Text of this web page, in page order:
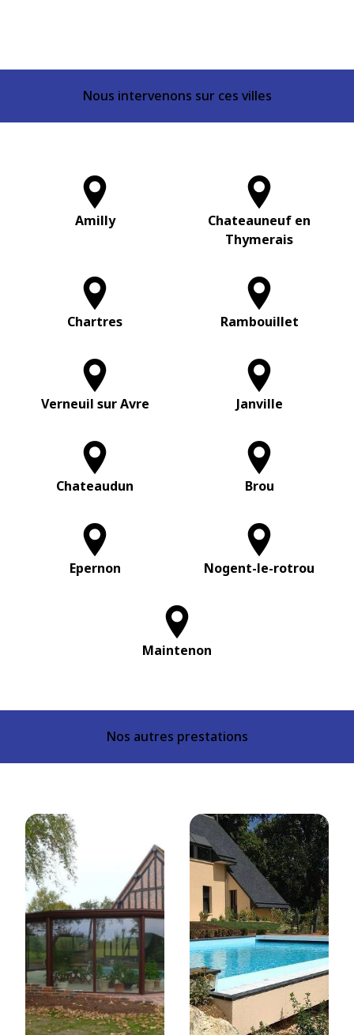
Nous intervenons sur ces villes
Amilly
Chateauneuf en
Thymerais
Chartres Rambouillet
Verneuil sur Avre Janville
Chateaudun Brou
Epernon Nogent-le-rotrou
Maintenon
Nos autres prestations